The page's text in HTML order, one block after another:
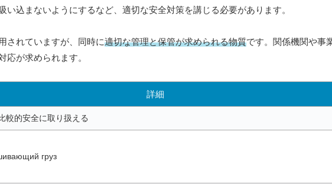
込まないようにするなど、適切な安全対策を講じる必要があります。
されていますが、同時に適切な管理と保管が求められる物質です。関係機関や事
応が求められます。
詳細
較的安全に取り扱える
груз